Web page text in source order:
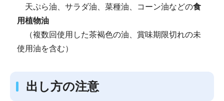
天ぷら油、サラダ油、菜種油、コーン油などの食
用植物油
（複数回使用した茶褐色の油、賞味期限切れの未
使用油を含む）
出し方の注意